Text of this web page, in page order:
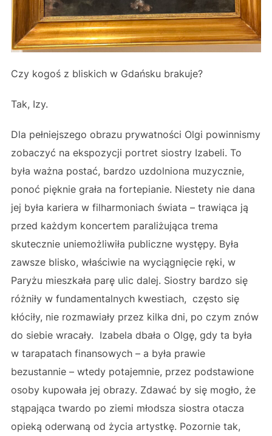
Czy kogoś z bliskich w Gdańsku brakuje?
Tak, Izy.
Dla pełniejszego obrazu prywatności Olgi powinnismy
zobaczyć na ekspozycji portret siostry Izabeli. To
była ważna postać, bardzo uzdolniona muzycznie,
ponoć pięknie grała na fortepianie. Niestety nie dana
jej była kariera w filharmoniach świata – trawiąca ją
przed każdym koncertem paraliżująca trema
skutecznie uniemożliwiła publiczne występy. Była
zawsze blisko, właściwie na wyciągnięcie ręki, w
Paryżu mieszkała parę ulic dalej. Siostry bardzo się
różniły w fundamentalnych kwestiach, często się
kłóciły, nie rozmawiały przez kilka dni, po czym znów
do siebie wracały. Izabela dbała o Olgę, gdy ta była
w tarapatach finansowych – a była prawie
bezustannie – wtedy potajemnie, przez podstawione
osoby kupowała jej obrazy. Zdawać by się mogło, że
stąpająca twardo po ziemi młodsza siostra otacza
opieką oderwaną od życia artystkę. Pozornie tak,